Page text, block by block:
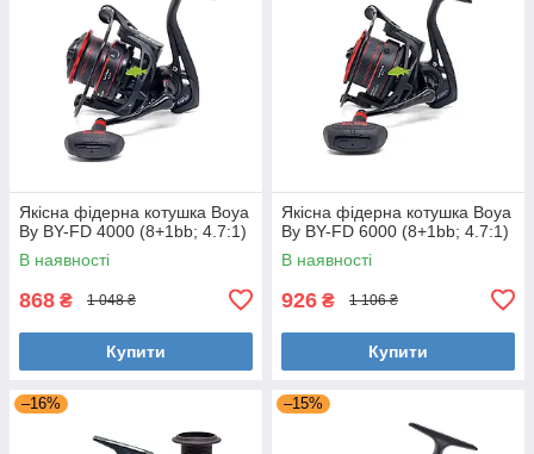
Якісна фідерна котушка Boya
By BY-FD 4000 (8+1bb; 4.7:1)
В наявності
868 ₴ 1 048 ₴
Купити
Якісна фідерна котушка Boya
By BY-FD 6000 (8+1bb; 4.7:1)
В наявності
926 ₴ 1 106 ₴
Купити
–16% –15%